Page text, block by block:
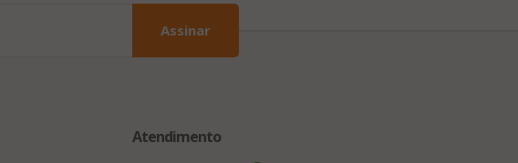
Assinar
Atendimento